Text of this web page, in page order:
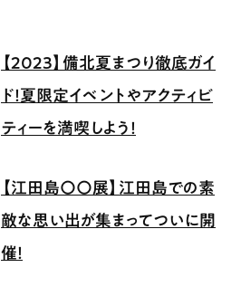
【2023】備北夏まつり徹底ガイ
ド！夏限定イベントやアクティビ
ティーを満喫しよう！
【江田島〇〇展】江田島での素
敵な思い出が集まってついに開
催！